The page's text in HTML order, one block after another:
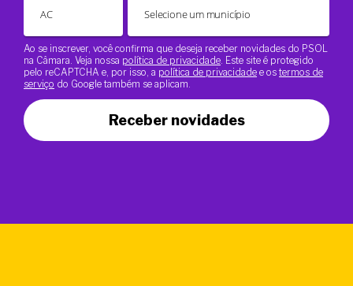
Ao se inscrever, você confirma que deseja receber novidades do PSOL
na Câmara. Veja nossa política de privacidade . Este site é protegido
pelo reCAPTCHA e, por isso, a política de privacidade e os termos de
serviço do Google também se aplicam.
Receber novidades